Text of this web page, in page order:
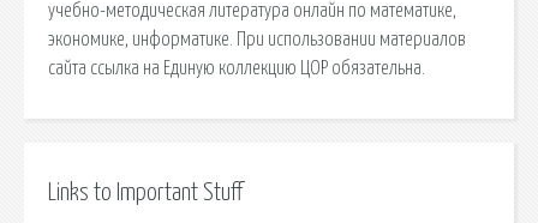
учебно-методическая литература онлайн по математике,
экономике, информатике. При использовании материалов
сайта ссылка на Единую коллекцию ЦОР обязательна.
Links to Important Stuff